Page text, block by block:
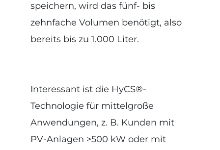
speichern, wird das fünf- bis
zehnfache Volumen benötigt, also
bereits bis zu 1.000 Liter.
Interessant ist die HyCS®-
Technologie für mittelgroße
Anwendungen, z. B. Kunden mit
PV-Anlagen >500 kW oder mit